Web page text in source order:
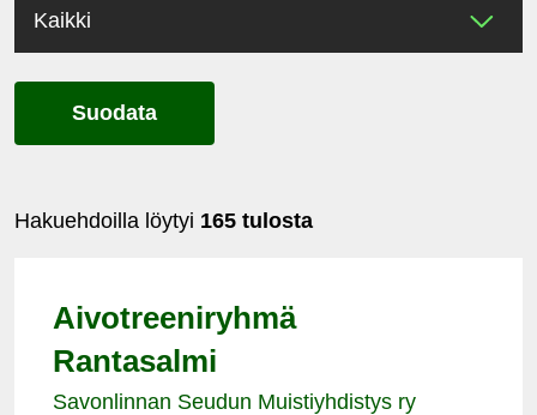
Suodata
Hakuehdoilla löytyi 165 tulosta
Aivotreeniryhmä
Rantasalmi
Savonlinnan Seudun Muistiyhdistys ry